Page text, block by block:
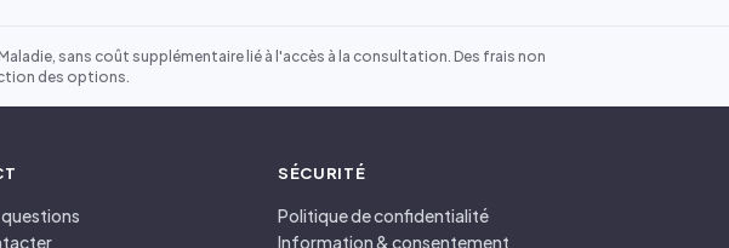
sans coût supplémentaire lié à l'accès à la consultation. Des frais non
des options.
questions
SÉCURITÉ
Politique de confidentialité
Information & consentement